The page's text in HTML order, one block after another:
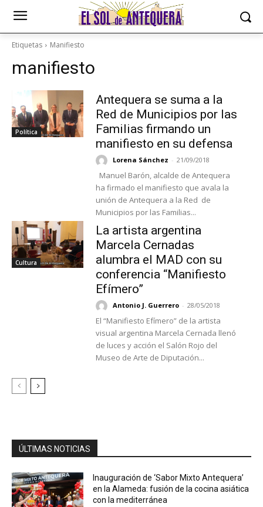
Etiquetas Manifiesto
manifiesto
Política
Antequera se suma a la
Red de Municipios por las
Familias firmando un
manifiesto en su defensa
Lorena Sánchez - 21/09/2018
Manuel Barón, alcalde de Antequera
ha firmado el manifiesto que avala la
unión de Antequera a la Red de
Municipios por las Familias...
Cultura
La artista argentina
Marcela Cernadas
alumbra el MAD con su
conferencia “Manifiesto
Efímero”
Antonio J. Guerrero - 28/05/2018
El “Manifiesto Efímero” de la artista
visual argentina Marcela Cernada llenó
de luces y acción el Salón Rojo del
Museo de Arte de Diputación...
ÚLTIMAS NOTICIAS
Inauguración de ‘Sabor Mixto Antequera’
en la Alameda: fusión de la cocina asiática
con la mediterránea